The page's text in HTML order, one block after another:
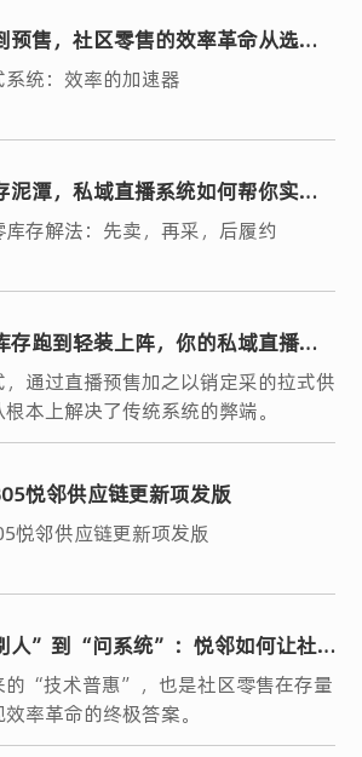
预售，社区零售的效率革命从选对
统：效率的加速器
泥潭，私域直播系统如何帮你实现
存解法：先卖，再采，后履约
存跑到轻装上阵，你的私域直播系
吗？
通过直播预售加之以销定采的拉式供
本上解决了传统系统的弊端。
悦邻供应链更新项发版
悦邻供应链更新项发版
人”到“问系统”：悦邻如何让社
“人、货、场”真正数字化？
的“技术普惠”，也是社区零售在存量
率革命的终极答案。